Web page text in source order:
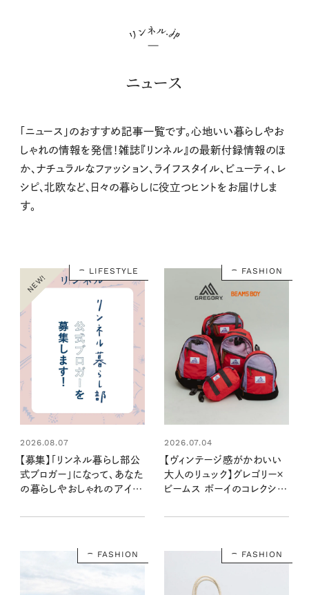
ニュース
「ニュース」のおすすめ記事一覧です。心地いい暮らしやお
しゃれの情報を発信！雑誌『リンネル』の最新付録情報のほ
か、ナチュラルなファッション、ライフスタイル、ビューティ、レ
シピ、北欧など、日々の暮らしに役立つヒントをお届けしま
す。
LIFESTYLE
NEW!
2026.08.07
【募集】「リンネル暮らし部公
式ブロガー」になって、あなた
の暮らしやおしゃれのアイデ
FASHION
2026.07.04
【ヴィンテージ感がかわいい
大人のリュック】グレゴリー×
ビームス ボーイのコレクショ
ロ感がいい！
FASHION FASHION